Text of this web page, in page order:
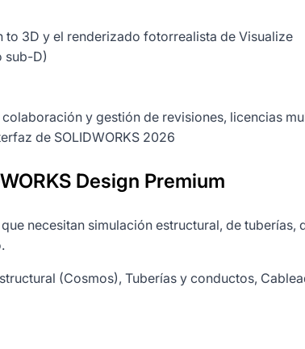
3D y el renderizado fotorrealista de Visualize
sub-D)
y gestión de revisiones, licencias
de SOLIDWORKS 2026
Design Premium
necesitan simulación estructural, de tuberías,
(Cosmos), Tuberías y conductos,